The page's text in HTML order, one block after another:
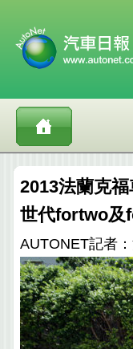
2013法蘭克
世代fortwo及
AUTONET記者